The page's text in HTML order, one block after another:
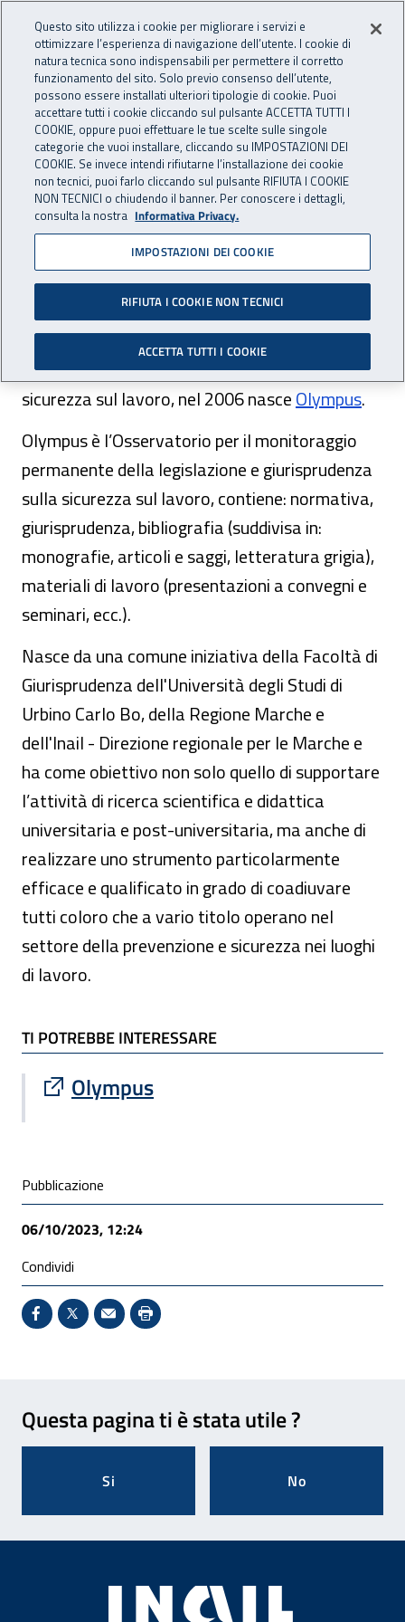
INAIL - Istituto Nazionale
PREVENZIONE
E SICUREZZA
Apri cerca
Navigazione principale
Navigazione - Ti trovi in:
Home Prevenzione E Sicurezza
Prevenzione e sicurezza
Normativa di riferimento
Olympus
Olympus
Al fine di monitorare l’evoluzione della
produzione legislativa e dell’elaborazione
giurisprudenziale nazionale comunitaria e
regionale di merito e di legittimità in tema di
sicurezza sul lavoro, nel 2006 nasceOlympus.
Olympus è l’Osservatorio per il monitoraggio
permanente della legislazione e giurisprudenza
sulla sicurezza sul lavoro, contiene: normativa,
giurisprudenza, bibliografia (suddivisa in:
monografie, articoli e saggi, letteratura grigia),
materiali di lavoro (presentazioni a convegni e
seminari, ecc.).
Nasce da una comune iniziativa della Facoltà di
Giurisprudenza dell'Università degli Studi di
Urbino Carlo Bo, della Regione Marche e
dell'Inail - Direzione regionale per le Marche e
ha come obiettivo non solo quello di supportare
l’attività di ricerca scientifica e didattica
universitaria e post-universitaria, ma anche di
realizzare uno strumento particolarmente
efficace e qualificato in grado di coadiuvare
tutti coloro che a vario titolo operano nel
settore della prevenzione e sicurezza nei luoghi
di lavoro.
TI POTREBBE INTERESSARE
TI POTREBBE INTERESSARE
Olympus
Sito esterno : apre una nuova finestra
Condivisione social
Pubblicazione
06/10/2023, 12:24
Condividi
Condividi su Facebook - Sito esterno - Apertura in
X - Sito esterno - Apertura in nuova finestra
Invio Mail: apre il programma di posta
Stampa pagina: scelta meno
Questa pagina ti è stata utile ?
Si No
Questo sito utilizza i cookie per migliorare i servizi e
ottimizzare l’esperienza di navigazione dell’utente. I cookie di
natura tecnica sono indispensabili per permettere il corretto
funzionamento del sito. Solo previo consenso dell’utente,
possono essere installati ulteriori tipologie di cookie. Puoi
accettare tutti i cookie cliccando sul pulsante ACCETTA TUTTI I
COOKIE, oppure puoi effettuare le tue scelte sulle singole
categorie che vuoi installare, cliccando su IMPOSTAZIONI DEI
COOKIE. Se invece intendi rifiutarne l’installazione dei cookie
non tecnici, puoi farlo cliccando sul pulsante RIFIUTA I COOKIE
NON TECNICI o chiudendo il banner. Per conoscere i dettagli,
consulta la nostra Informativa Privacy.
IMPOSTAZIONI DEI COOKIE
RIFIUTA I COOKIE NON TECNICI
ACCETTA TUTTI I COOKIE